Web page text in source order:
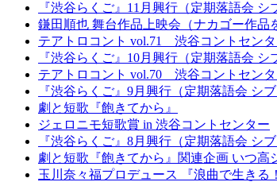
『渋谷らくご』11月興行（定期落語会
鎌田順也 舞台作品上映会（ナカゴー作品
テアトロコント vol.71 渋谷コントセンタ
『渋谷らくご』10月興行（定期落語会
テアトロコント vol.70 渋谷コントセンタ
『渋谷らくご』9月興行（定期落語会 シ
劇と短歌『飽きてから』
ジェロニモ短歌賞 in 渋谷コントセンター
『渋谷らくご』8月興行（定期落語会 シ
劇と短歌『飽きてから』関連企画 いつ
玉川奈々福プロデュース 『浪曲で生きる